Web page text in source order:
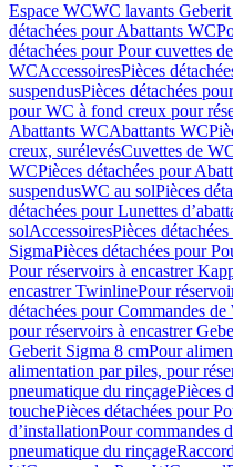
Espace WCWC lavants
détachées pour Abattants WC
détachées pour Pour cuvettes
WCAccessoiresPièces
suspendusPièces détachées
pour WC à fond creux pour
Abattants WCAbattants WC
creux, surélevésCuvettes de
WCPièces détachées pour
suspendusWC au solPièces
détachées pour Lunettes
solAccessoiresPièces
SigmaPièces détachées pour
Pour réservoirs à encastrer
encastrer TwinlinePour
détachées pour Commandes
pour réservoirs à encastrer
Geberit Sigma 8 cmPour
alimentation par piles, pour
pneumatique du rinçagePièces
touchePièces détachées pour
d’installationPour commandes
pneumatique du rinçage